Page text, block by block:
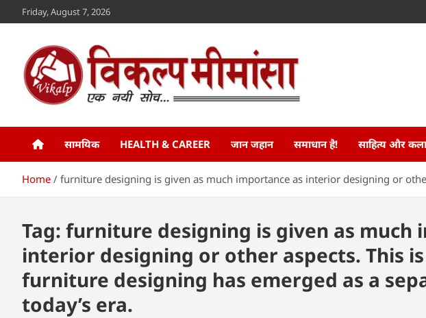
to
Friday, August 7, 2026
Vikalp Mimansa
सामयिक HEALTH & CAREER जान जहान समाधान है! साहित्य और कला
Home furniture designing is given as much importance as interior designing or
Tag: furniture designing is given as much
interior designing or other aspects. This
furniture designing has emerged as a
today’s era.